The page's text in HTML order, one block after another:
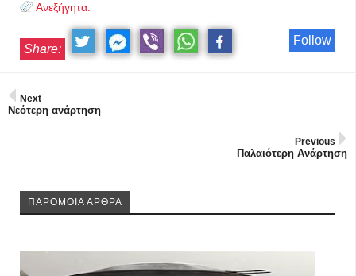
Ανεξήγητα.
Follow
Share:
Next
Νεότερη ανάρτηση
Previous
Παλαιότερη Ανάρτηση
ΠΑΡΟΜΟΙΑ ΑΡΘΡΑ